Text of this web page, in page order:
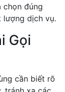
chọn đúng
lượng dịch vụ.
Gọi
cần biết rõ